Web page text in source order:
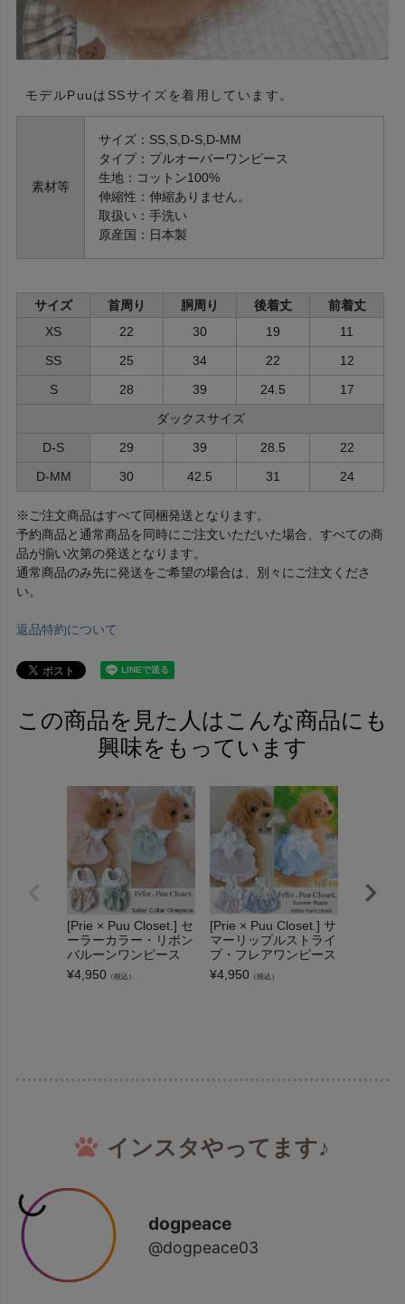
モデルPuuはSSサイズを着用しています。
素材等
サイズ：SS,S,D-S,D-MM
タイプ：プルオーバーワンピース
生地：コットン100%
伸縮性：伸縮ありません。
取扱い：手洗い
原産国：日本製
サイズ 首周り 胴周り 後着丈
前着丈
XS
22 30 19
11
SS
25 34 22
12
S
28 39 24.5
17
ダックスサイズ
D-S
29 39 28.5
22
D-MM
30 42.5 31 24
※ご注文商品はすべて同梱発送となります。
予約商品と通常商品を同時にご注文いただいた場合、すべての商
品が揃い次第の発送となります。
通常商品のみ先に発送をご希望の場合は、別々にご注文くださ
い。
返品特約について
この商品を見た人はこんな商品にも
興味をもっています
[Prie × Puu Closet.] セ
ーラーカラー・リボン
バルーンワンピース
¥4,950 （税込）
[Prie × Puu Closet.] サ
マーリップルストライ
プ・フレアワンピース
¥4,950 （税込）
インスタやってます♪